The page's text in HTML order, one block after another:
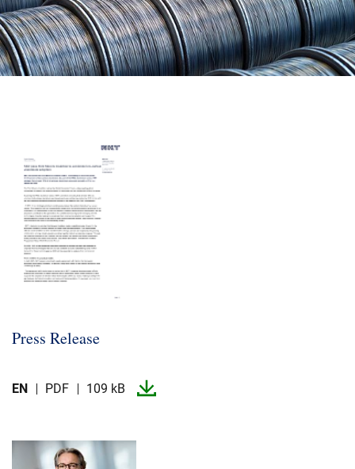
Einkauf
Press Release
EN PDF 109 kB